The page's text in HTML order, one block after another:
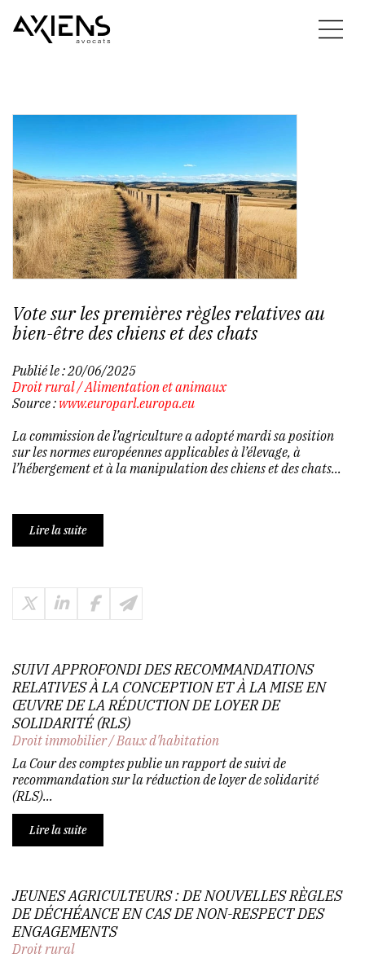
Vote sur les premières règles relatives au
bien-être des chiens et des chats
Publié le :20/06/2025
Droit rural/Alimentation et animaux
Source : www.europarl.europa.eu
La commission de l’agriculture a adopté mardi sa position
sur les normes européennes applicables à l’élevage, à
l’hébergement et à la manipulation des chiens et des chats...
Lire la suite
SUIVI APPROFONDI DES RECOMMANDATIONS
RELATIVES À LA CONCEPTION ET À LA MISE EN
ŒUVRE DE LA RÉDUCTION DE LOYER DE
SOLIDARITÉ (RLS)
Droit immobilier/Baux d'habitation
La Cour des comptes publie un rapport de suivi de
recommandation sur la réduction de loyer de solidarité
(RLS)...
Lire la suite
JEUNES AGRICULTEURS : DE NOUVELLES RÈGLES
DE DÉCHÉANCE EN CAS DE NON-RESPECT DES
ENGAGEMENTS
Droit rural